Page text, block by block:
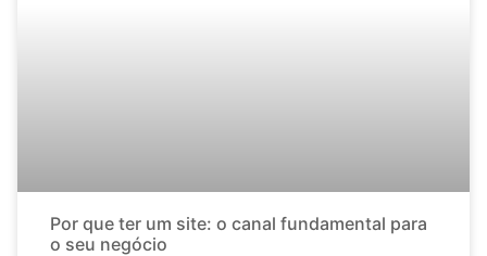
Por que ter um site: o canal fundamental para
o seu negócio